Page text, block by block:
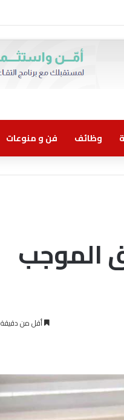
وظائف فن و منوعات
الموجب
أقل من دقيقة